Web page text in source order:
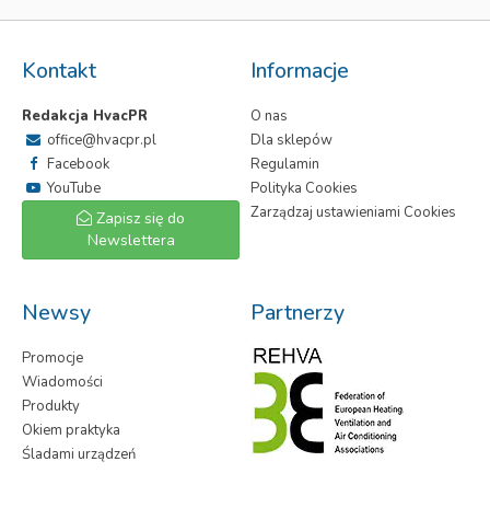
Kontakt
Redakcja HvacPR
office@hvacpr.pl
Facebook
YouTube
Zapisz się do
Newslettera
Informacje
O nas
Dla sklepów
Regulamin
Polityka Cookies
Zarządzaj ustawieniami Cookies
Newsy
Promocje
Wiadomości
Produkty
Okiem praktyka
Śladami urządzeń
Partnerzy